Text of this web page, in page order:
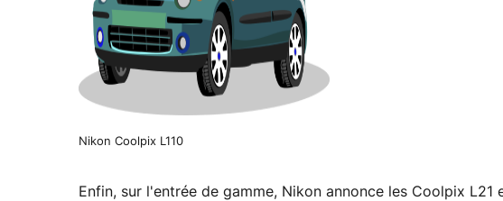
Nikon Coolpix L110
Enfin, sur l'entrée de gamme, Nikon annonce les Coolpix